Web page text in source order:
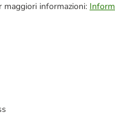
maggiori informazioni: